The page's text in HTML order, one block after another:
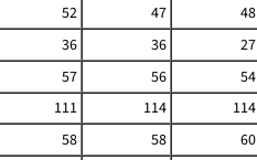
52 47 48
36 36 27
57 56 54
111 114 114
58 58 60